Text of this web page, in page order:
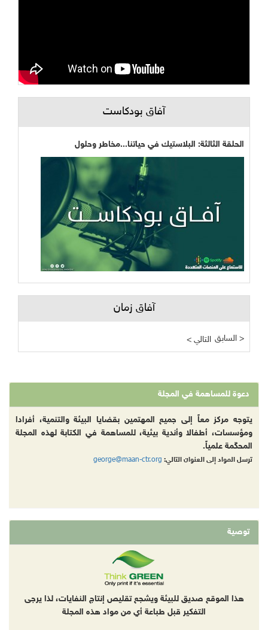
آفاق بودكاست
الحلقة الثالثة: البلاستيك في حياتنا...مخاطر وحلول
آفاق زمان
< التالي السابق >
دعوة للمساهمة في المجلة
يتوجه مركز معاً إلى جميع المهتمين بقضايا البيئة والتنمية، أفرادا
ومؤسسات، أطفالا وأندية بيئية، للمساهمة في الكتابة لهذه المجلة
المحكّمة علمياً.
ترسل المواد إلى العنوان التالي: george@maan-ctr.org
توصية
هذا الموقع صديق للبيئة ويشجع تقليص إنتاج النفايات، لذا يرجى
التفكير قبل طباعة أي من مواد هذه المجلة